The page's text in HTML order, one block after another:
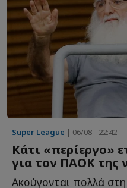
Super League | 06/08 - 22:42
Κάτι «περίεργο»
για τον ΠΑΟΚ της